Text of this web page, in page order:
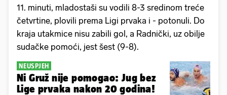
11. minuti, mladostaši su vodili 8-3 sredinom treće
četvrtine, plovili prema Ligi prvaka i - potonuli. Do
kraja utakmice nisu zabili gol, a Radnički, uz obilje
sudačke pomoći, jest šest (9-8).
NEUSPJEH
Ni Gruž nije pomogao: Jug bez
Lige prvaka nakon 20 godina!